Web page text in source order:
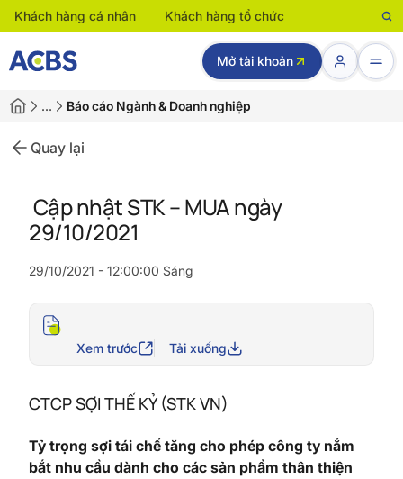
Khách hàng cá nhân Khách hàng tổ chức
Mở tài khoản
… Báo cáo Ngành & Doanh nghiệp
Quay lại
Cập nhật STK – MUA ngày
29/10/2021
29/10/2021 - 12:00:00 Sáng
Xem trước Tải xuống
CTCP SỢI THẾ KỶ (STK VN)
Tỷ trọng sợi tái chế tăng cho phép công ty nắm
bắt nhu cầu dành cho các sản phẩm thân thiện